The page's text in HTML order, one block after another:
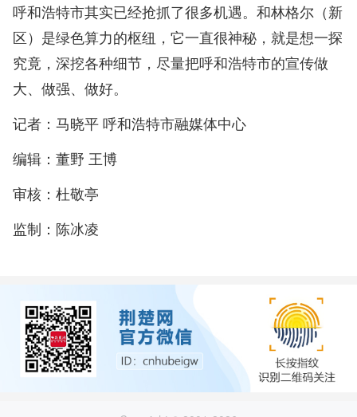
呼和浩特市其实已经抢抓了很多机遇。和林格尔（新
区）是绿色算力的枢纽，它一直很神秘，就是想一探
究竟，深挖各种细节，尽量把呼和浩特市的宣传做
大、做强、做好。
记者：马晓平 呼和浩特市融媒体中心
编辑：董野 王博
审核：杜敬亭
监制：陈冰凌